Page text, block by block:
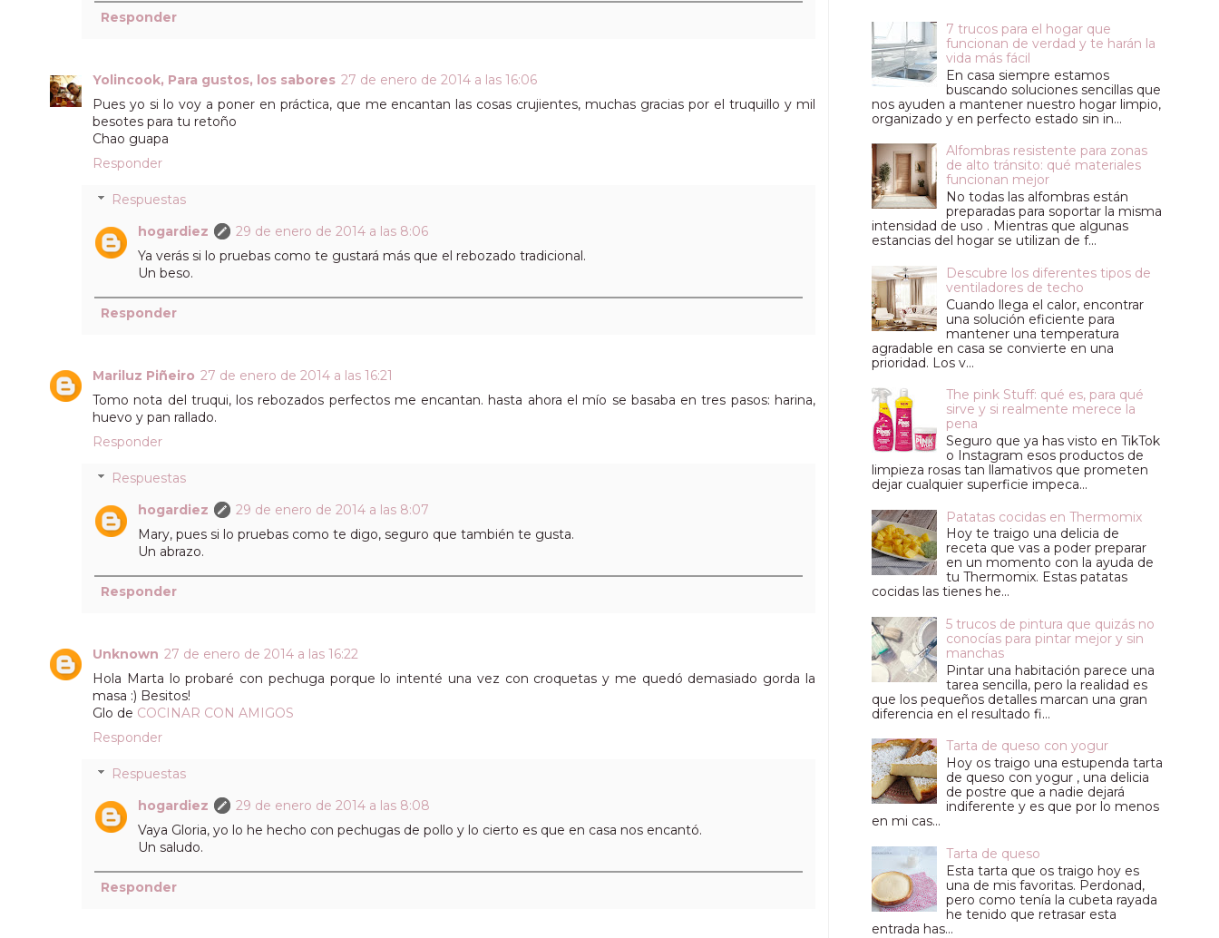
Responder
Yolincook, Para gustos, los sabores 27 de enero de 2014 a las 16:06
Pues yo si lo voy a poner en práctica, que me encantan las cosas crujientes, muchas gracias por el truquillo y mil
besotes para tu retoño
Chao guapa
Responder
Respuestas
hogardiez
29 de enero de 2014 a las 8:06
Ya verás si lo pruebas como te gustará más que el rebozado tradicional.
Un beso.
Responder
Mariluz Piñeiro 27 de enero de 2014 a las 16:21
Tomo nota del truqui, los rebozados perfectos me encantan. hasta ahora el mío se basaba en tres pasos: harina,
huevo y pan rallado.
Responder
Respuestas
hogardiez
29 de enero de 2014 a las 8:07
Mary, pues si lo pruebas como te digo, seguro que también te gusta.
Un abrazo.
Responder
Unknown 27 de enero de 2014 a las 16:22
Hola Marta lo probaré con pechuga porque lo intenté una vez con croquetas y me quedó demasiado gorda la
masa :) Besitos!
Glo de COCINAR CON AMIGOS
Responder
Respuestas
hogardiez
29 de enero de 2014 a las 8:08
Vaya Gloria, yo lo he hecho con pechugas de pollo y lo cierto es que en casa nos encantó.
Un saludo.
Responder
7 trucos para el hogar que
funcionan de verdad y te harán la
vida más fácil
En casa siempre estamos
buscando soluciones sencillas que
nos ayuden a mantener nuestro hogar limpio,
organizado y en perfecto estado sin in...
Alfombras resistente para zonas
de alto tránsito: qué materiales
funcionan mejor
No todas las alfombras están
preparadas para soportar la misma
intensidad de uso . Mientras que algunas
estancias del hogar se utilizan de f...
Descubre los diferentes tipos de
ventiladores de techo
Cuando llega el calor, encontrar
una solución eficiente para
mantener una temperatura
agradable en casa se convierte en una
prioridad. Los v...
The pink Stuff: qué es, para qué
sirve y si realmente merece la
pena
Seguro que ya has visto en TikTok
o Instagram esos productos de
limpieza rosas tan llamativos que prometen
dejar cualquier superficie impeca...
Patatas cocidas en Thermomix
Hoy te traigo una delicia de
receta que vas a poder preparar
en un momento con la ayuda de
tu Thermomix. Estas patatas
cocidas las tienes he...
5 trucos de pintura que quizás no
conocías para pintar mejor y sin
manchas
Pintar una habitación parece una
tarea sencilla, pero la realidad es
que los pequeños detalles marcan una gran
diferencia en el resultado fi...
Tarta de queso con yogur
Hoy os traigo una estupenda tarta
de queso con yogur , una delicia
de postre que a nadie dejará
indiferente y es que por lo menos
en mi cas...
Tarta de queso
Esta tarta que os traigo hoy es
una de mis favoritas. Perdonad,
pero como tenía la cubeta rayada
he tenido que retrasar esta
entrada has...